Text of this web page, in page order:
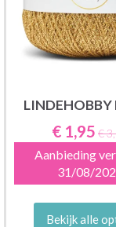
LINDEHOBBY
€ 1,95 €
Aanbieding
31/08/
Bekijk alle